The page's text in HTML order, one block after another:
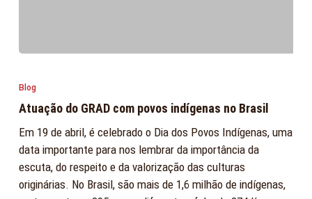
GRAD
com
povos
indígenas
no
Brasil
Blog
Atuação do GRAD com povos indígenas no Brasil
Em 19 de abril, é celebrado o Dia dos Povos Indígenas, uma
data importante para nos lembrar da importância da
escuta, do respeito e da valorização das culturas
originárias. No Brasil, são mais de 1,6 milhão de indígenas,